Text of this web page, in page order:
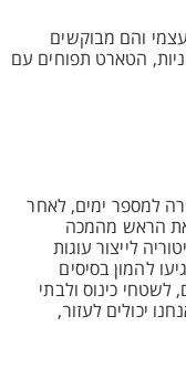
והם מבוקשים
הטארט תפוחים עם
למספר ימים, לאחר
את הראש מהמכה
לייצור עוגות
להמון בסיסים
כינוס ולבתי
יכולים לעזור,